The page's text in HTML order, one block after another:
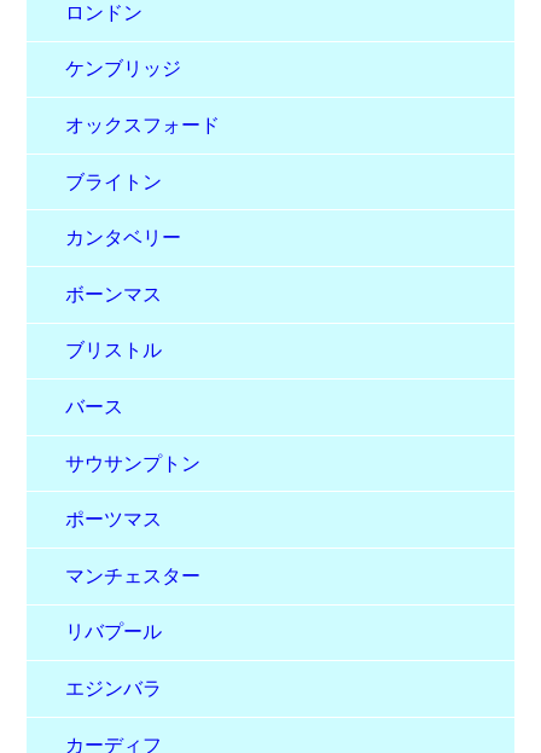
ロンドン
ケンブリッジ
オックスフォード
ブライトン
カンタベリー
ボーンマス
ブリストル
バース
サウサンプトン
ポーツマス
マンチェスター
リバプール
エジンバラ
カーディフ